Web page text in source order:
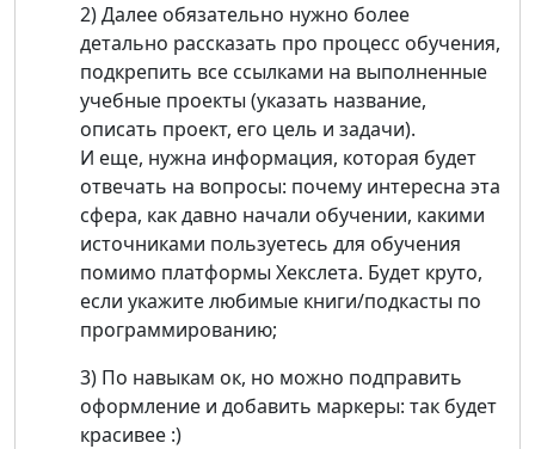
2) Далее обязательно нужно более
детально рассказать про процесс обучения,
подкрепить все ссылками на выполненные
учебные проекты (указать название,
описать проект, его цель и задачи).
И еще, нужна информация, которая будет
отвечать на вопросы: почему интересна эта
сфера, как давно начали обучении, какими
источниками пользуетесь для обучения
помимо платформы Хекслета. Будет круто,
если укажите любимые книги/подкасты по
программированию;
3) По навыкам ок, но можно подправить
оформление и добавить маркеры: так будет
красивее :)